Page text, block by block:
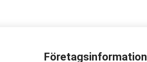
Företagsinformation